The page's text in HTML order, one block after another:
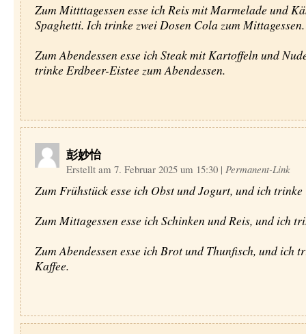
Zum Mittttagessen esse ich Reis mit Marmelade und
Spaghetti. Ich trinke zwei Dosen Cola zum Mittagessen.
Zum Abendessen esse ich Steak mit Kartoffeln und
trinke Erdbeer-Eistee zum Abendessen.
彭妙怡
Erstellt am 7. Februar 2025 um 15:30 | Permanent-Link
Zum Frühstück esse ich Obst und Jogurt, und ich trinke
Zum Mittagessen esse ich Schinken und Reis, und ich
Zum Abendessen esse ich Brot und Thunfisch, und ich
Kaffee.